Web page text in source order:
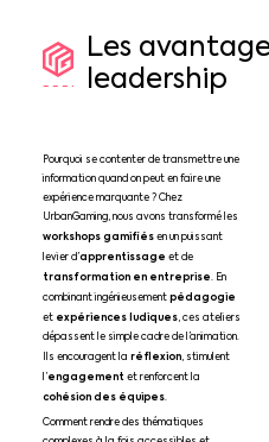
Les
leadership
Pourquoi se contenter de transmettre une
information quand on peut en faire une
expérience marquante ? Chez
UrbanGaming, nous avons transformé les
workshops gamifiésen un puissant
levier d’apprentissage et de
transformation en entreprise. En
combinant ingénieusementpédagogie
et expériences ludiques, ces ateliers
dépassent le simple cadre de l’animation.
Ils encouragent la réflexion, stimulent
l’engagementet renforcent la
cohésion des équipes.
Comment rendre des thématiques